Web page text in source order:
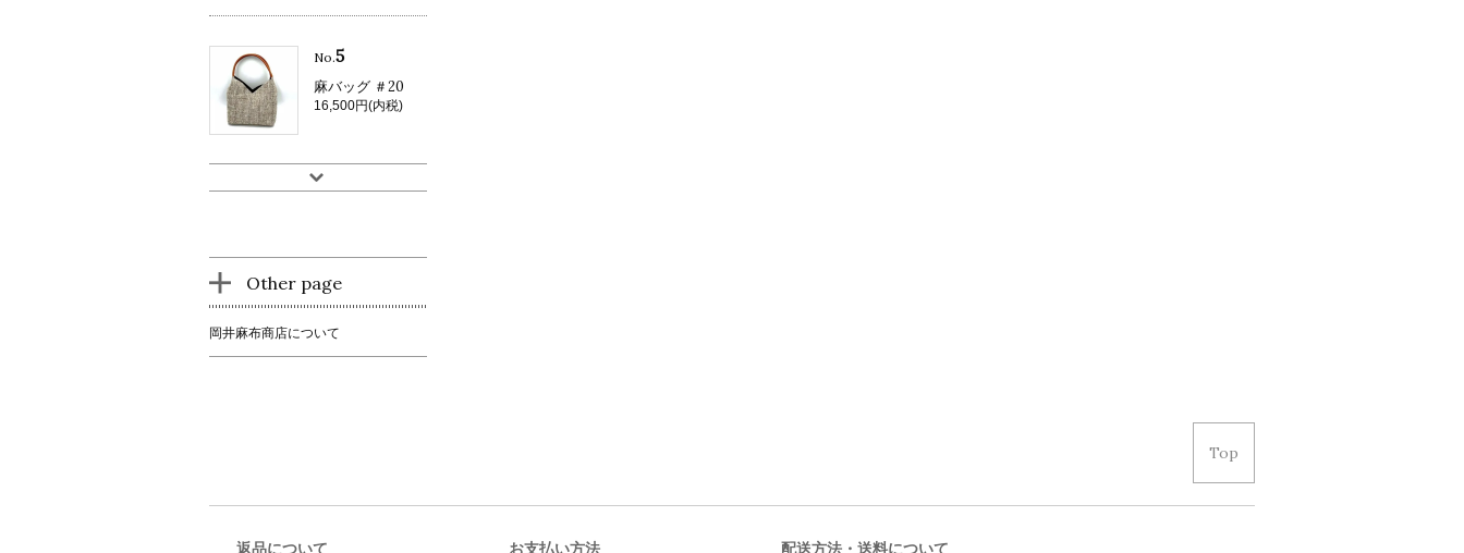
No.5
麻バッグ ＃20
16,500円(内税)
Other page
岡井麻布商店について
Top
返品について お支払い方法 配送方法・送料について